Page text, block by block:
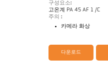
구성요소:
고온계 PA 45 AF 1 /C
주의 :
카메라 화상
제품 카다로그 Cellatemp PA
다운로드